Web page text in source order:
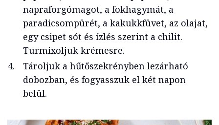
napraforgómagot, a fokhagymát, a
paradicsompürét, a kakukkfüvet, az olajat,
egy csipet sót és ízlés szerint a chilit.
Turmixoljuk krémesre.
Tároljuk a hűtőszekrényben lezárható
dobozban, és fogyasszuk el két napon
belül.